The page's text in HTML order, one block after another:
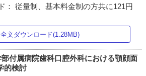
： 従量制、基本料金制の方共に121円
全文ダウンロード(1.28MB)
付属病院歯科口腔外科における顎顔面
的検討